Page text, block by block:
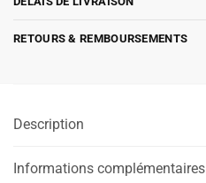
RETOURS & REMBOURSEMENTS
Description
Informations complémentaires